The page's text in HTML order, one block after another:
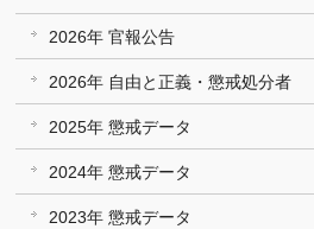
2026年 官報公告
2026年 自由と正義・懲戒処分者
2025年 懲戒データ
2024年 懲戒データ
2023年 懲戒データ